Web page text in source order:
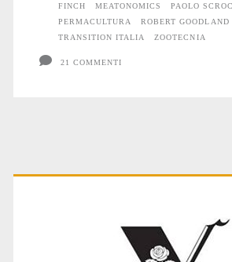
FINCH
MEATONOMICS
PAOLO
PERMACULTURA
ROBERT GOODLAND
TRANSITION ITALIA
ZOOTECNIA
21 COMMENTI
Primary